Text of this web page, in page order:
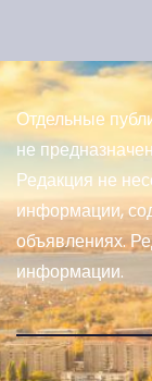
Отдельные
не
Редакция не
информации,
объявлениях.
информации.